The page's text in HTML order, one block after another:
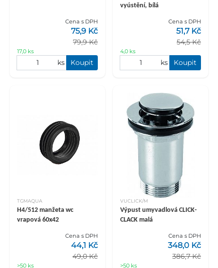
Cena s DPH
79,9 Kč
75,9 Kč
17,0 ks
ks Koupit
vyústění, bílá
Cena s DPH
54,5 Kč
51,7 Kč
4,0 ks
ks Koupit
TGMAQUA
H4/512 manžeta wc
vrapová 60x42
Cena s DPH
49,0 Kč
44,1 Kč
>50 ks
VUCLICK/M
Výpust umyvadlová CLICK-
CLACK malá
Cena s DPH
386,7 Kč
348,0 Kč
>50 ks